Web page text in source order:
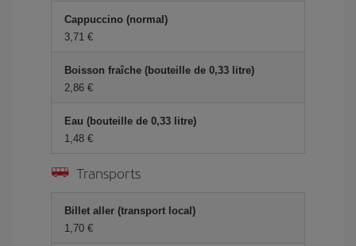
Cappuccino (normal)
3,71 €
Boisson fraîche (bouteille de 0,33 litre)
2,86 €
Eau (bouteille de 0,33 litre)
1,48 €
Transports
Billet aller (transport local)
1,70 €